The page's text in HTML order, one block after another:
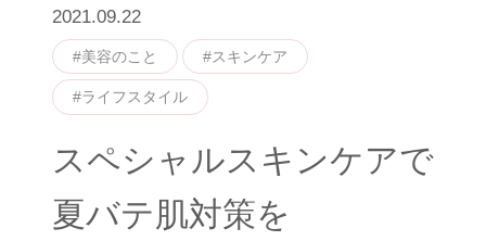
2021.09.22
#美容のこと #スキンケア
#ライフスタイル
スペシャルスキンケアで
夏バテ肌対策を